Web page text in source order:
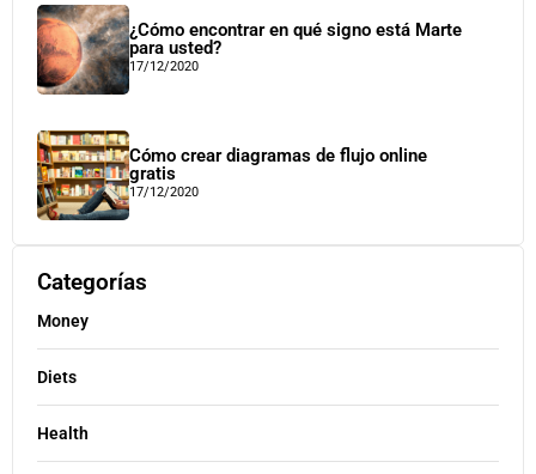
¿Cómo encontrar en qué signo está Marte
para usted?
17/12/2020
Cómo crear diagramas de flujo online
gratis
17/12/2020
Categorías
Money
Diets
Health